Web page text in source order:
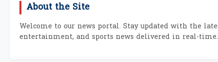
About the Site
Welcome to our news portal. Stay updated with the
entertainment, and sports news delivered in real-time.